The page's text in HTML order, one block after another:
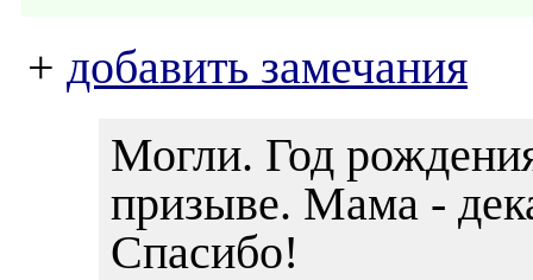
+ добавить замечания
Могли. Год
призыве. Мама -
Спасибо!